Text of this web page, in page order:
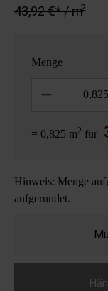
43,92 €* / m2
Menge
= 0,825 m2 für
Hinweis: Menge
aufgerundet.